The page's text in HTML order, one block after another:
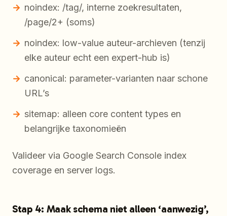
noindex: /tag/, interne zoekresultaten,
/page/2+ (soms)
noindex: low-value auteur-archieven (tenzij
elke auteur echt een expert-hub is)
canonical: parameter-varianten naar schone
URL’s
sitemap: alleen core content types en
belangrijke taxonomieën
Valideer via Google Search Console index
coverage en server logs.
Stap 4: Maak schema niet alleen ‘aanwezig’,